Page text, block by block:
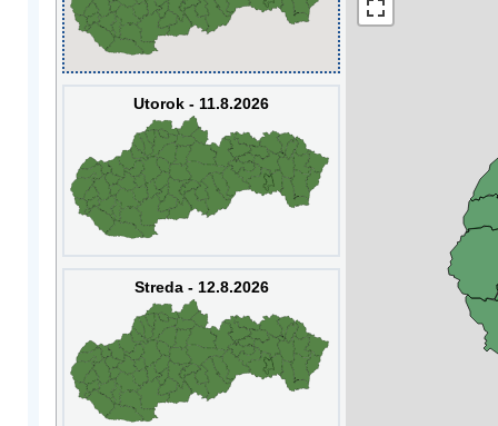
Utorok - 11.8.2026
Streda - 12.8.2026